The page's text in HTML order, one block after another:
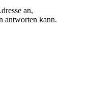
an,
antworten kann.